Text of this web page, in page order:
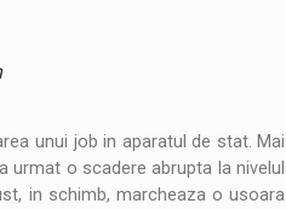
unui job in aparatul de stat. Mai
urmat o scadere abrupta la nivelul
in schimb, marcheaza o usoara